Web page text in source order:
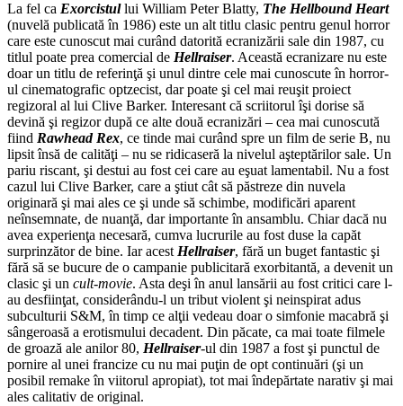
La fel ca Exorcistul lui William Peter Blatty, The Hellbound Heart
(nuvelă publicată în 1986) este un alt titlu clasic pentru genul horror
care este cunoscut mai curând datorită ecranizării sale din 1987, cu
titlul poate prea comercial de Hellraiser. Această ecranizare nu este
doar un titlu de referinţă şi unul dintre cele mai cunoscute în horror-
ul cinematografic optzecist, dar poate şi cel mai reuşit proiect
regizoral al lui Clive Barker. Interesant că scriitorul îşi dorise să
devină şi regizor după ce alte două ecranizări – cea mai cunoscută
fiind Rawhead Rex, ce tinde mai curând spre un film de serie B, nu
lipsit însă de calităţi – nu se ridicaseră la nivelul aşteptărilor sale. Un
pariu riscant, şi destui au fost cei care au eşuat lamentabil. Nu a fost
cazul lui Clive Barker, care a ştiut cât să păstreze din nuvela
originară şi mai ales ce şi unde să schimbe, modificări aparent
neînsemnate, de nuanţă, dar importante în ansamblu. Chiar dacă nu
avea experienţa necesară, cumva lucrurile au fost duse la capăt
surprinzător de bine. Iar acest Hellraiser, fără un buget fantastic şi
fără să se bucure de o campanie publicitară exorbitantă, a devenit un
clasic şi un cult-movie. Asta deşi în anul lansării au fost critici care l-
au desfiinţat, considerându-l un tribut violent şi neinspirat adus
subculturii S&M, în timp ce alţii vedeau doar o simfonie macabră şi
sângeroasă a erotismului decadent. Din păcate, ca mai toate filmele
de groază ale anilor 80, Hellraiser-ul din 1987 a fost şi punctul de
pornire al unei francize cu nu mai puţin de opt continuări (şi un
posibil remake în viitorul apropiat), tot mai îndepărtate narativ şi mai
ales calitativ de original.